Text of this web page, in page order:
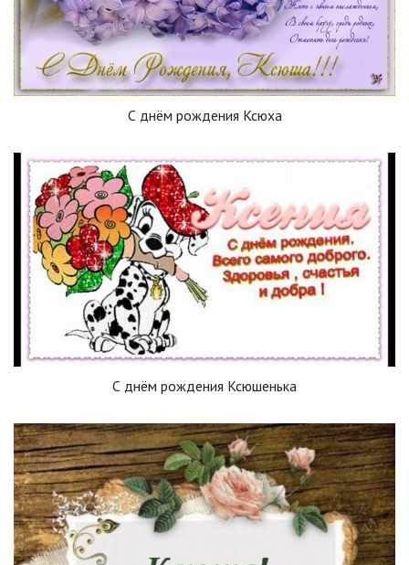
С днём рождения Ксюха
С днём рождения Ксюшенька